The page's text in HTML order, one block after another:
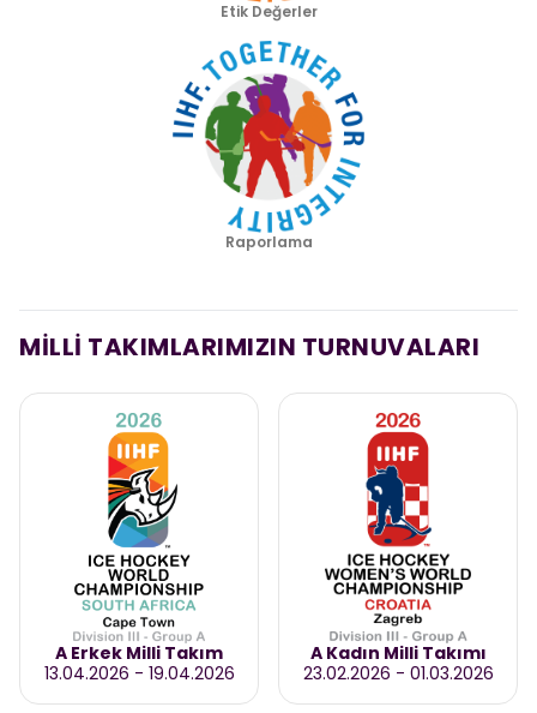
Etik Değerler
Raporlama
MİLLİ TAKIMLARIMIZIN TURNUVALARI
A Erkek Milli Takım
13.04.2026 - 19.04.2026
A Kadın Milli Takımı
23.02.2026 - 01.03.2026